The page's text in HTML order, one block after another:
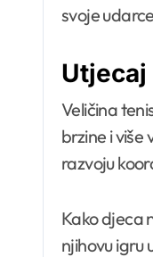
svoje
Veličina
brzine i
razvoju
Kako djeca
njihovu igru